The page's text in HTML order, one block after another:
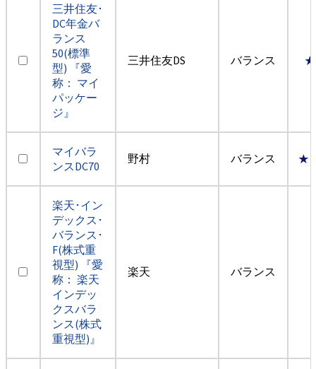
三井住友･
DC年金バ
ランス
50(標準
型) 『愛
称： マイ
パッケー
ジ』
三井住友DS バランス
マイバラ
ンスDC70
野村 バランス
楽天･イン
デックス･
バランス･
F(株式重
視型) 『愛
称： 楽天
インデッ
クスバラ
ンス(株式
重視型)』
楽天 バランス